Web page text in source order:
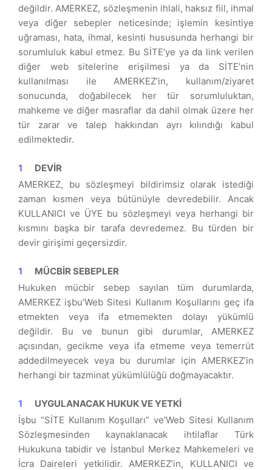
değildir. AMERKEZ, sözleşmenin ihlali, haksız fiil, ihmal
veya diğer sebepler neticesinde; işlemin kesintiye
uğraması, hata, ihmal, kesinti hususunda herhangi bir
sorumluluk kabul etmez. Bu SİTE’ye ya da link verilen
diğer web sitelerine erişilmesi ya da SİTE’nin
kullanılması ile AMERKEZ’in, kullanım/ziyaret
sonucunda, doğabilecek her tür sorumluluktan,
mahkeme ve diğer masraflar da dahil olmak üzere her
tür zarar ve talep hakkından ayrı kılındığı kabul
edilmektedir.
DEVİR
AMERKEZ, bu sözleşmeyi bildirimsiz olarak istediği
zaman kısmen veya bütünüyle devredebilir. Ancak
KULLANICI ve ÜYE bu sözleşmeyi veya herhangi bir
kısmını başka bir tarafa devredemez. Bu türden bir
devir girişimi geçersizdir.
MÜCBİR SEBEPLER
Hukuken mücbir sebep sayılan tüm durumlarda,
AMERKEZ işbu’Web Sitesi Kullanım Koşullarını geç ifa
etmekten veya ifa etmemekten dolayı yükümlü
değildir. Bu ve bunun gibi durumlar, AMERKEZ
açısından, gecikme veya ifa etmeme veya temerrüt
addedilmeyecek veya bu durumlar için AMERKEZ’in
herhangi bir tazminat yükümlülüğü doğmayacaktır.
UYGULANACAK HUKUK VE YETKİ
İşbu “SİTE Kullanım Koşulları” ve’Web Sitesi Kullanım
Sözleşmesinden kaynaklanacak ihtilaflar Türk
Hukukuna tabidir ve İstanbul Merkez Mahkemeleri ve
İcra Daireleri yetkilidir. AMERKEZ’in, KULLANICI ve